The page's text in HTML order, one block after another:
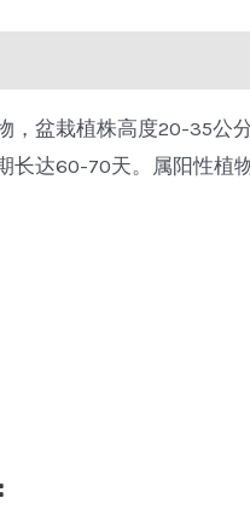
，盆栽植株高度20-35公
长达60-70天。属阳性植